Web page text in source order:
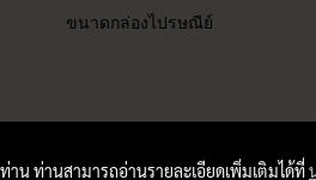
ขนาดกล่องไปรษณีย์
น ท่านสามารถอ่านรายละเอียดเพิ่มเติมได้ที่